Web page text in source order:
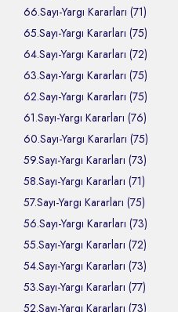
66.Sayı-Yargı Kararları (71)
65.Sayı-Yargı Kararları (75)
64.Sayı-Yargı Kararları (72)
63.Sayı-Yargı Kararları (75)
62.Sayı-Yargı Kararları (75)
61.Sayı-Yargı Kararları (76)
60.Sayı-Yargı Kararları (75)
59.Sayı-Yargı Kararları (73)
58.Sayı-Yargı Kararları (71)
57.Sayı-Yargı Kararları (75)
56.Sayı-Yargı Kararları (73)
55.Sayı-Yargı Kararları (72)
54.Sayı-Yargı Kararları (73)
53.Sayı-Yargı Kararları (77)
52.Sayı-Yargı Kararları (73)